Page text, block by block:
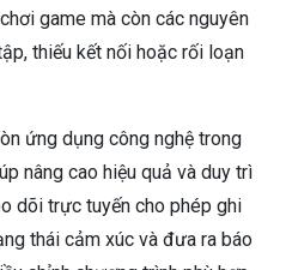
game mà còn các nguyên
thiếu kết nối hoặc rối loạn
ứng dụng công nghệ trong
nâng cao hiệu quả và duy trì
dõi trực tuyến cho phép ghi
thái cảm xúc và đưa ra báo